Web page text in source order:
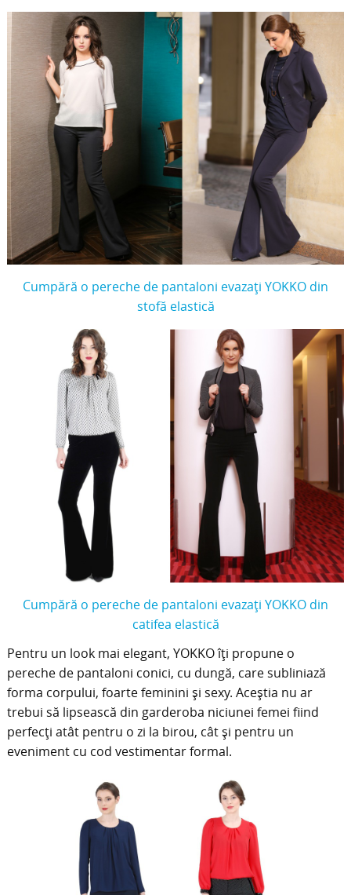
Cumpără o pereche de pantaloni evazați YOKKO din
stofă elastică
Cumpără o pereche de pantaloni evazați YOKKO din
catifea elastică
Pentru un look mai elegant, YOKKO îți propune o
pereche de pantaloni conici, cu dungă, care subliniază
forma corpului, foarte feminini și sexy. Aceștia nu ar
trebui să lipsească din garderoba niciunei femei fiind
perfecți atât pentru o zi la birou, cât și pentru un
eveniment cu cod vestimentar formal.